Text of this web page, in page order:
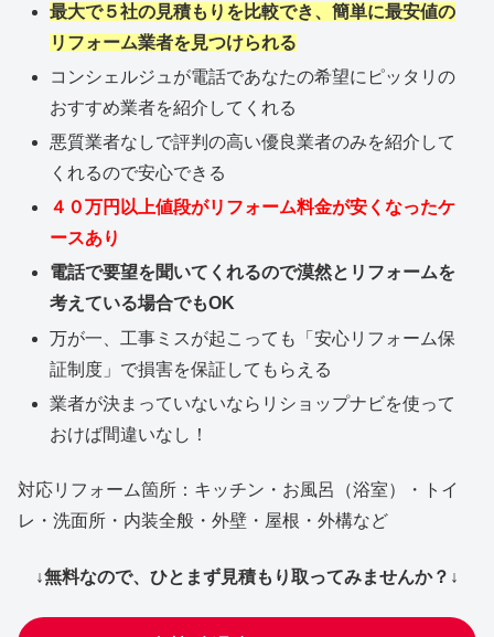
最大で５社の見積もりを比較でき、簡単に最安値の
リフォーム業者を見つけられる
コンシェルジュが電話であなたの希望にピッタリの
おすすめ業者を紹介してくれる
悪質業者なしで評判の高い優良業者のみを紹介して
くれるので安心できる
４０万円以上値段がリフォーム料金が安くなったケ
ースあり
電話で要望を聞いてくれるので漠然とリフォームを
考えている場合でもOK
万が一、工事ミスが起こっても「安心リフォーム保
証制度」で損害を保証してもらえる
業者が決まっていないならリショップナビを使って
おけば間違いなし！
対応リフォーム箇所：キッチン・お風呂（浴室）・トイ
レ・洗面所・内装全般・外壁・屋根・外構など
↓無料なので、ひとまず見積もり取ってみませんか？↓